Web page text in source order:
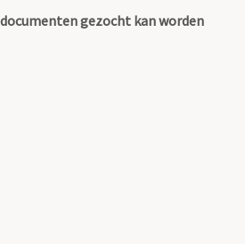
gezocht kan worden